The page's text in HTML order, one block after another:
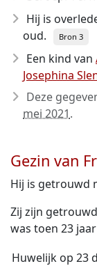
Hij is
oud.
Bron 3
Een kind van
Josephina
Deze
mei 2021.
Gezin van
Hij is getrouwd
Zij zijn
was toen 23
Huwelijk op 23